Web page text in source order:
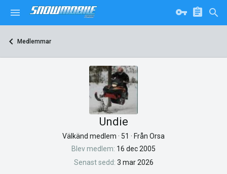
Medlemmar
Undie
Välkänd medlem · 51 · Från Orsa
Blev medlem 16 dec 2005
Senast sedd 3 mar 2026